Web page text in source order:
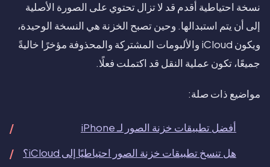
نسخة احتياطية أقدم قد لا تزال تحتوي على الصورة الأصلية
إلى أن يتم استبدالها. وحين تصبح الخزنة هي النسخة الوحيدة،
ويكون iCloud والألبومات المشتركة والمحذوفة مؤخرًا خاليةً
جميعًا، تكون عملية النقل قد اكتملت فعلًا.
مواضيع ذات صلة:
أفضل تطبيقات خزنة الصور لـ iPhone
هل تنسخ تطبيقات خزنة الصور احتياطيًا إلى iCloud؟